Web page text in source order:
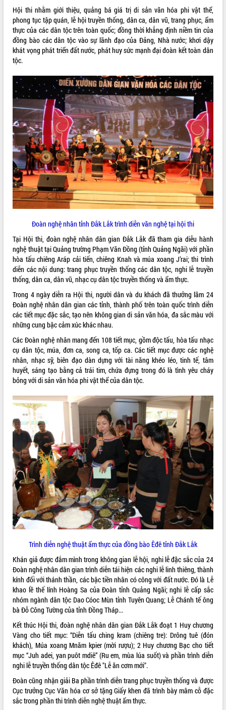
VIDEO
Không có file video nào để phát.
ALBUM ẢNH
LIÊN KẾT WEB
THỐNG KÊ TRUY CẬP
Hôm nay: 7502
Tất cả:
66052825
Hội thi nhằm giới thiệu, quảng bá giá trị di sản văn hóa phi vật thể,
phong tục tập quán, lễ hội truyền thống, dân ca, dân vũ, trang phục, ẩm
thực của các dân tộc trên toàn quốc; đồng thời khẳng định niềm tin của
đồng bào các dân tộc vào sự lãnh đạo của Đảng, Nhà nước; khơi dậy
khát vọng phát triển đất nước, phát huy sức mạnh đại đoàn kết toàn dân
tộc.
Đoàn nghệ nhân tỉnh Đắk Lắk trình diễn văn nghệ tại hội thi
Tại Hội thi, đoàn nghệ nhân dân gian Đắk Lắk đã tham gia diễu hành
nghệ thuật tại Quảng trường Phạm Văn Đồng (tỉnh Quảng Ngãi) với phần
hòa tấu chiêng Aráp cải tiến, chiêng Knah và múa xoang J’rai; thi trình
diễn các nội dung: trang phục truyền thống các dân tộc, nghi lễ truyền
thống, dân ca, dân vũ, nhạc cụ dân tộc truyền thống và ẩm thực.
Trong 4 ngày diễn ra Hội thi, người dân và du khách đã thưởng lãm 24
Đoàn nghệ nhân dân gian các tỉnh, thành phố trên toàn quốc trình diễn
các tiết mục đặc sắc, tạo nên không gian di sản văn hóa, đa sắc màu với
những cung bậc cảm xúc khác nhau.
Các Đoàn nghệ nhân mang đến 108 tiết mục, gồm độc tấu, hòa tấu nhạc
cụ dân tộc, múa, đơn ca, song ca, tốp ca. Các tiết mục được các nghệ
nhân, nhạc sỹ, biên đạo dàn dựng với tài năng khéo léo, tinh tế, tâm
huyết, sáng tạo bằng cả trái tim, chứa đựng trong đó là tình yêu cháy
bỏng với di sản văn hóa phi vật thể của dân tộc.
Trình diễn nghệ thuật ẩm thực của đồng bào Êđê tỉnh Đắk Lắk
Khán giả được đắm mình trong không gian lễ hội, nghi lễ đặc sắc của 24
Đoàn nghệ nhân dân gian trình diễn tái hiện các nghi lễ linh thiêng, thành
kính đối với thánh thần, các bậc tiền nhân có công với đất nước. Đó là Lễ
khao lề thế lính Hoàng Sa của Đoàn tỉnh Quảng Ngãi; nghi lễ cấp sắc
nhóm ngành dân tộc Dao Cóoc Mùn tỉnh Tuyên Quang; Lễ Chánh tế ông
bà Đỗ Công Tường của tỉnh Đồng Tháp...
Kết thúc Hội thi, đoàn nghệ nhân dân gian Đắk Lắk đoạt 1 Huy chương
Vàng cho tiết mục: “Diễn tấu ching kram (chiêng tre): Drông tuê (đón
khách), Múa xoang Mnăm kpier (mời rượu); 2 Huy chương Bạc cho tiết
mục “Juh adei, yan puôt mdiê” (Ru em, mùa lúa suốt) và phần trình diễn
nghi lễ truyền thống dân tộc Êđê "Lễ ăn cơm mới".
Đoàn cũng nhận giải Ba phần trình diễn trang phục truyền thống và được
Cục trưởng Cục Văn hóa cơ sở tặng Giấy khen đã trình bày mâm cỗ đặc
sắc trong phần thi trình diễn nghệ thuật ẩm thực.